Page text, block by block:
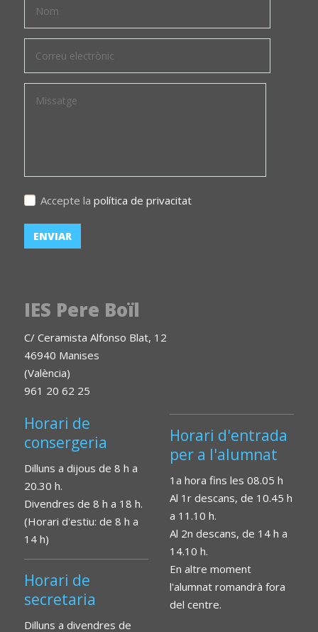
Accepte la política de privacitat
IES Pere Boïl
C/ Ceramista Alfonso Blat, 12
46940 Manises
(València)
961 20 62 25
Horari de
consergeria
Dilluns a dijous de 8 h a
20.30 h.
Divendres de 8 h a 18 h.
(Horari d'estiu: de 8 h a
14 h)
Horari de
secretaria
Dilluns a divendres de
Horari d'entrada
per a l'alumnat
1a hora fins les 08.05 h
Al 1r descans, de 10.45 h
a 11.10 h.
Al 2n descans, de 14 h a
14.10 h.
En altre moment
l'alumnat romandrà fora
del centre.